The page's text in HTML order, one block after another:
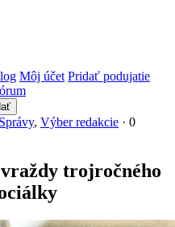
Môj účet Pridať podujatie
Správy, Výber redakcie · 0
trojročného